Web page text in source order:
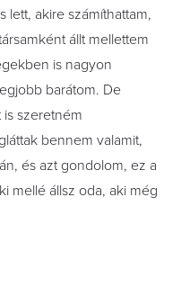
lett, akire számíthattam,
állt mellettem
is nagyon
barátom. De
szeretném
bennem valamit,
és azt gondolom, ez a
mellé állsz oda, aki még